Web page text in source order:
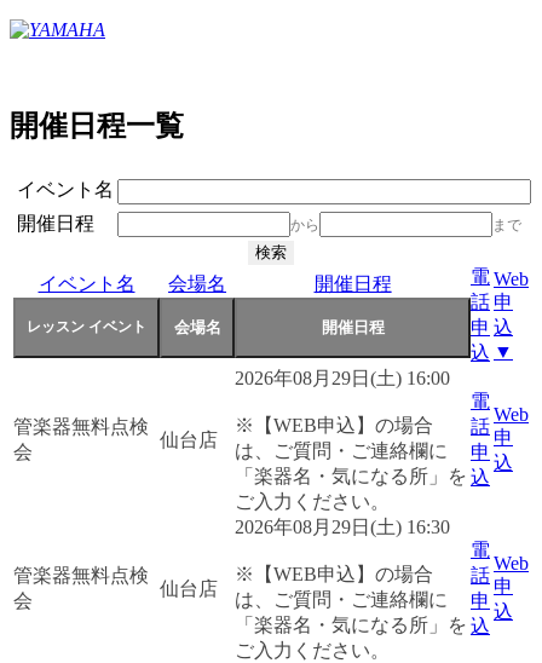
開催日程一覧
イベント名
開催日程
から まで
イベント名 会場名 開催日程
電
話
申
込
Web
申
込
▼
管楽器無料点検
会
仙台店
2026年08月29日(土) 16:00
※【WEB申込】の場合
は、ご質問・ご連絡欄に
「楽器名・気になる所」を
ご入力ください。
電
話
申
込
Web
申
込
管楽器無料点検
会
仙台店
2026年08月29日(土) 16:30
※【WEB申込】の場合
は、ご質問・ご連絡欄に
「楽器名・気になる所」を
ご入力ください。
電
話
申
込
Web
申
込